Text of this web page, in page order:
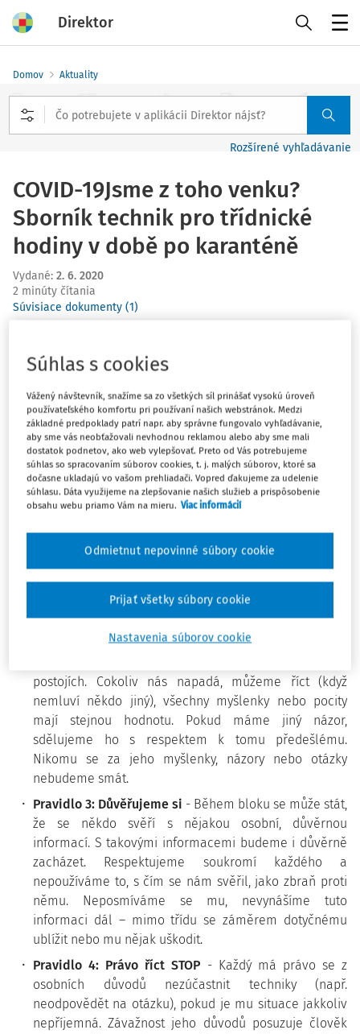
Direktor
Domov Aktuality
Rozšírené vyhľadávanie
COVID-19Jsme z toho venku?
Sborník technik pro třídnické
hodiny v době po karanténě
Vydané: 2. 6. 2020
2 minúty čítania
Súvisiace dokumenty (1)
kolektivem, nebudou nyní příznivé podmínky, už jen proto,
však, že věnovat určitý čas po návratu žáků do škol
šetrnému ohlédnutí a zjemnění přechodu z domácího
vyučování zpět do skupiny vrstevníků, může paradoxně
ušetřit čas i psychické vypětí všem zúčastněným."
Pravidlo 1: Mluví jenom jeden- Dát si vzájemně
Asi jste zažili tu nepříjemnou situaci, kdy chcete něco
říct a někdo mluví přes vás. Působí to, jako by ho
nezajímalo, co říkáte.
Pravidlo 2: Všichni jsme si rovni- I proto sedíme
společně v kruhu, kde nikdo není výš nebo níž, blíž
postojích. Cokoliv nás napadá, můžeme říct (když
nemluví někdo jiný), všechny myšlenky nebo pocity
mají stejnou hodnotu. Pokud máme jiný názor,
sdělujeme ho s respektem k tomu předešlému.
Nikomu se za jeho myšlenky, názory nebo otázky
nebudeme smát.
Pravidlo 3: Důvěřujeme si - Během bloku se může stát,
že se někdo svěří s nějakou osobní, důvěrnou
informací. S takovými informacemi budeme i důvěrně
zacházet. Respektujeme soukromí každého a
nepoužíváme to, s čím se nám svěřil, jako zbraň proti
němu. Neposmíváme se mu, nevynášíme tuto
informaci dál – mimo třídu se záměrem dotyčnému
ublížit nebo mu nějak uškodit.
Pravidlo 4: Právo říct STOP - Každý má právo se z
osobních důvodů nezúčastnit techniky (např.
neodpovědět na otázku), pokud je mu situace jakkoliv
nepříjemná. Závažnost jeho důvodů posuzuje člověk
Súhlas s cookies
Vážený návštevník, snažíme sa zo všetkých síl prinášať vysokú úroveň
používateľského komfortu pri používaní našich webstránok. Medzi
základné predpoklady patrí napr. aby správne fungovalo vyhľadávanie,
aby sme vás neobťažovali nevhodnou reklamou alebo aby sme mali
dostatok podnetov, ako web vylepšovať. Preto od Vás potrebujeme
súhlas so spracovaním súborov cookies, t. j. malých súborov, ktoré sa
dočasne ukladajú vo vašom prehliadači. Vopred ďakujeme za udelenie
súhlasu. Dáta využijeme na zlepšovanie našich služieb a prispôsobenie
obsahu webu priamo Vám na mieru. Viac informácií
Nastavenia súborov cookie
Odmietnut nepovinné súbory cookie
Prijať všetky súbory cookie